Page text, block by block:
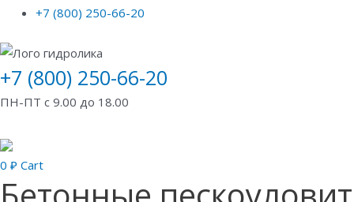
+7 (800) 250-66-20
+7 (800) 250-66-20
ПН-ПТ с 9.00 до 18.00
0 ₽ Cart